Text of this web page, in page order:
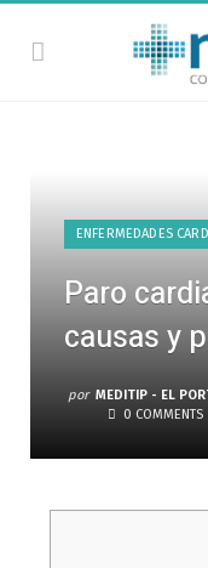
ENFERMEDADES
Paro
causas y
por MEDITIP - EL
0 COMMENTS